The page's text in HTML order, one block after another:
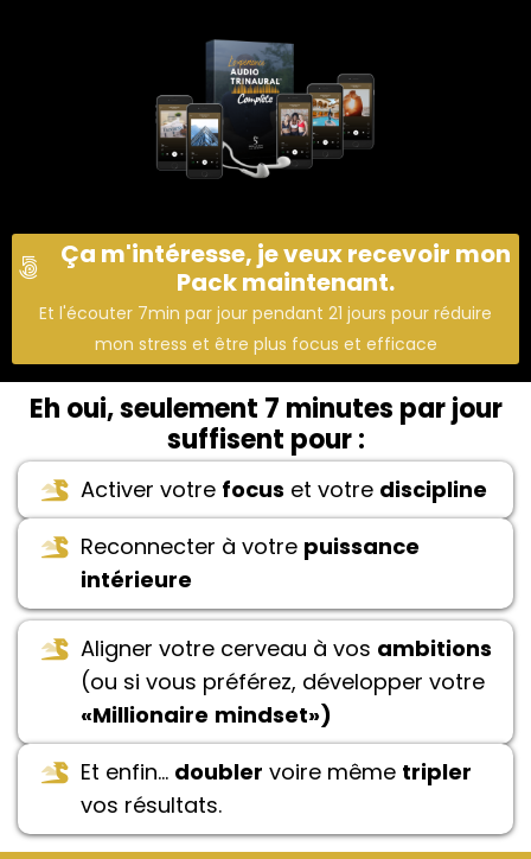
Ça m'intéresse, je veux recevoir mon
Pack maintenant.
Et l'écouter 7min par jour pendant 21 jours pour réduire
mon stress et être plus focus et efficace
Eh oui, seulement 7 minutes par jour
suffisent pour :
Activer votre focus et votre discipline
Reconnecter à votre puissance
intérieure
Aligner votre cerveau à vos ambitions
(ou si vous préférez, développer votre
«Millionaire mindset»)
Et enfin… doubler voire même tripler
vos résultats.